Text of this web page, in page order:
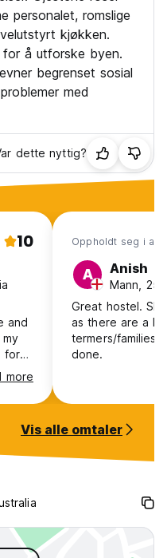
personalet, romslige
kjøkken.
for å utforske byen.
begrenset sosial
med
dette nyttig?
10
and
more
Oppholdt seg i apr
A Anish
Mann,
Great hostel.
as there are a
termers/families
done.
Vis alle omtaler